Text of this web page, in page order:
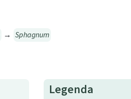
→ Sphagnum
Legenda